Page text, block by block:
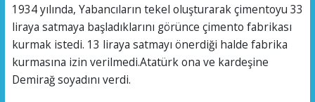
1934 yılında, Yabancıların tekel oluşturarak çimentoyu 33
liraya satmaya başladıklarını görünce çimento fabrikası
kurmak istedi. 13 liraya satmayı önerdiği halde fabrika
kurmasına izin verilmedi.Atatürk ona ve kardeşine
Demirağ soyadını verdi.